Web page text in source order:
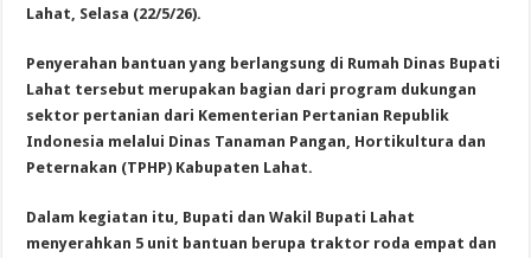
Lahat, Selasa (22/5/26).
Penyerahan bantuan yang berlangsung di Rumah Dinas Bupati
Lahat tersebut merupakan bagian dari program dukungan
sektor pertanian dari Kementerian Pertanian Republik
Indonesia melalui Dinas Tanaman Pangan, Hortikultura dan
Peternakan (TPHP) Kabupaten Lahat.
Dalam kegiatan itu, Bupati dan Wakil Bupati Lahat
menyerahkan 5 unit bantuan berupa traktor roda empat dan